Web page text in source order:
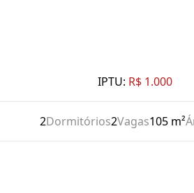
IPTU: R$ 1.000
2Dormitórios2Vagas105 m²